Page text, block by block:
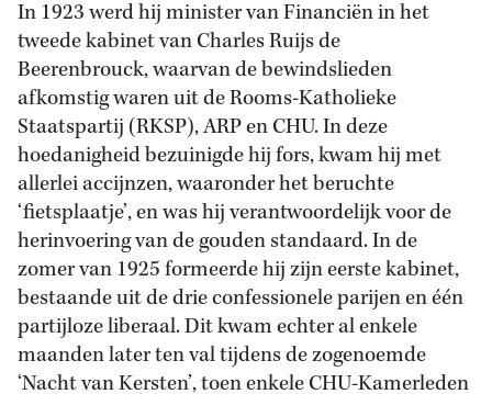
In 1923 werd hij minister van Financiën in het
tweede kabinet van Charles Ruijs de
Beerenbrouck, waarvan de bewindslieden
afkomstig waren uit de Rooms-Katholieke
Staatspartij (RKSP), ARP en CHU. In deze
hoedanigheid bezuinigde hij fors, kwam hij met
allerlei accijnzen, waaronder het beruchte
‘fietsplaatje’, en was hij verantwoordelijk voor de
herinvoering van de gouden standaard. In de
zomer van 1925 formeerde hij zijn eerste kabinet,
bestaande uit de drie confessionele parijen en één
partijloze liberaal. Dit kwam echter al enkele
maanden later ten val tijdens de zogenoemde
‘Nacht van Kersten’, toen enkele CHU-Kamerleden